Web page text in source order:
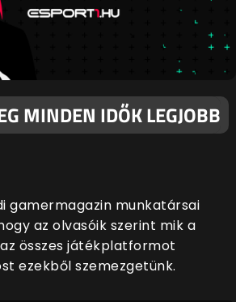
MINDEN IDŐK LEGJOBB
gamermagazin munkatársai
az olvasóik szerint mik a
összes játékplatformot
ezekből szemezgetünk.